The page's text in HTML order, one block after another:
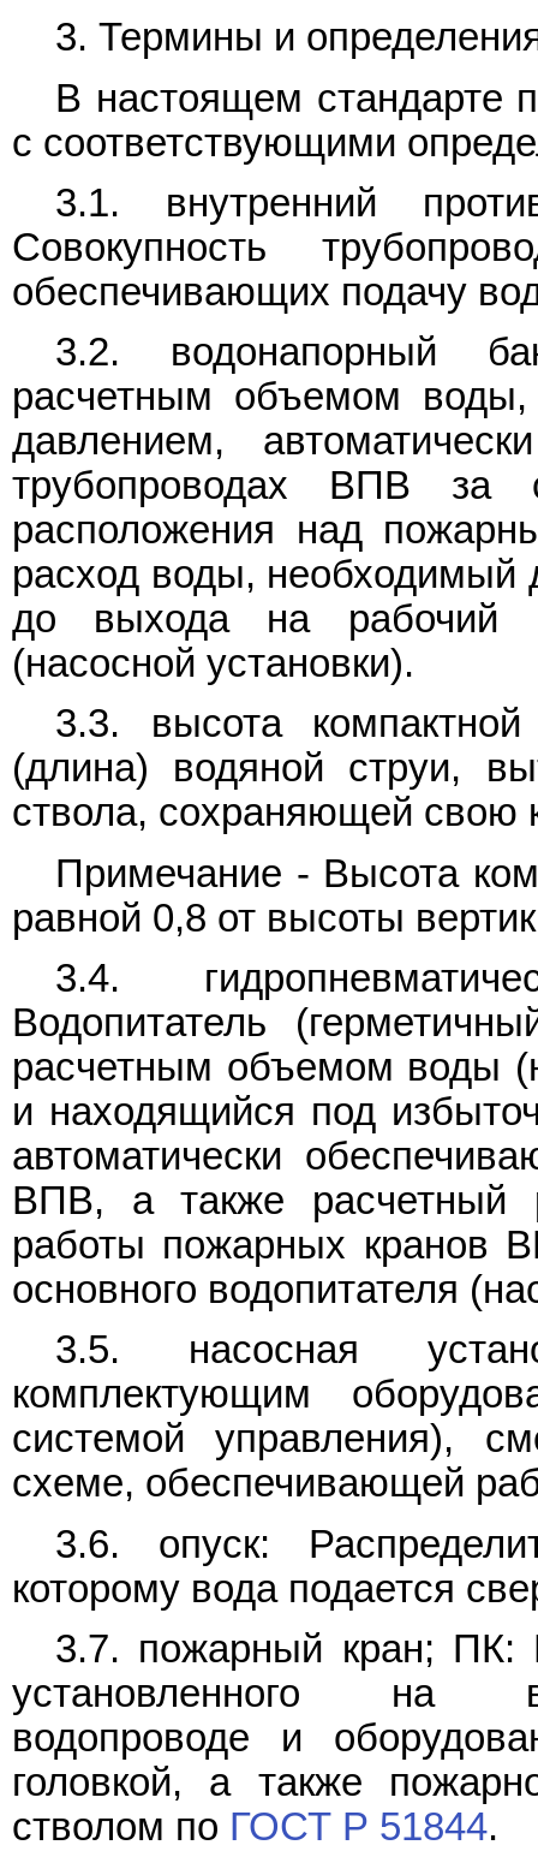
3. Термины и
В настоящем стандарте
с соответствующими
3.1. внутренний
Совокупность
обеспечивающих подачу
3.2. водонапорный
расчетным объемом
давлением,
трубопроводах ВПВ за
расположения над
расход воды,
до выхода на рабочий
(насосной установки).
3.3. высота
(длина) водяной струи,
ствола, сохраняющей свою
Примечание - Высота
равной 0,8 от высоты
3.4.
Водопитатель
расчетным объемом воды
и находящийся под
автоматически
ВПВ, а также расчетный
работы пожарных кранов
основного водопитателя
3.5. насосная
комплектующим
системой управления),
схеме, обеспечивающей
3.6. опуск:
которому вода подается
3.7. пожарный кран; ПК:
установленного на
водопроводе и
головкой, а также
стволом по ГОСТ Р 51844.